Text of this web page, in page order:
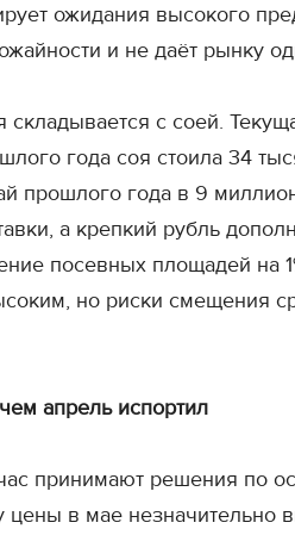
ожидания высокого
и не даёт рынку
складывается с соей.
года соя стоила 34
прошлого года в 9
а крепкий рубль
посевных площадей на
но риски смещения
апрель испортил
принимают решения по
в мае незначительно